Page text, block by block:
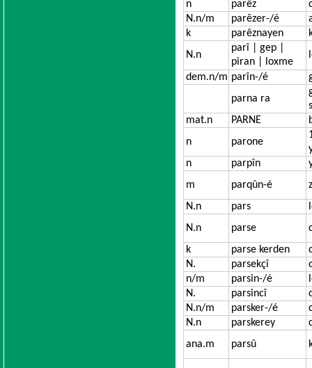
n parêz
N.n/m
parêzer-/é
k
parêznayen
N.n
parî | gep |
piran | loxme
dem.n/m parîn-/é
parna ra
mat.n
PARNE
n
parone
n
parpîn
m
parqûn-é
N.n
pars
N.n
parse
k
parse kerden
N.
parsekçî
n/m
parsin-/é
N.
parsincî
N.n/m
parsker-/é
N.n
parskerey
ana.m
parsû